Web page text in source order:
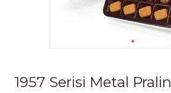
1957 Serisi Metal Pralin